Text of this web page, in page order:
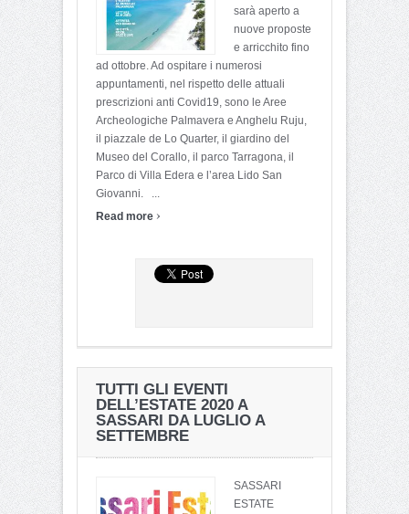
sarà aperto a
nuove proposte
e arricchito fino
ad ottobre. Ad ospitare i numerosi
appuntamenti, nel rispetto delle attuali
prescrizioni anti Covid19, sono le Aree
Archeologiche Palmavera e Anghelu Ruju,
il piazzale de Lo Quarter, il giardino del
Museo del Corallo, il parco Tarragona, il
Parco di Villa Edera e l’area Lido San
Giovanni. ...
Read more ›
TUTTI GLI EVENTI
DELL’ESTATE 2020 A
SASSARI DA LUGLIO A
SETTEMBRE
SASSARI
ESTATE